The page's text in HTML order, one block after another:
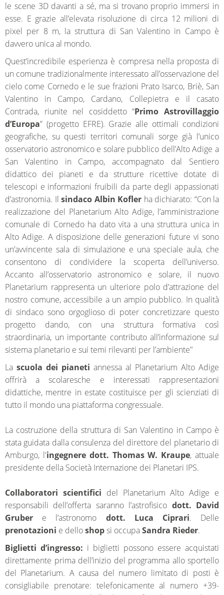
le scene 3D davanti a sé, ma si trovano proprio immersi in
esse. E grazie all’elevata risoluzione di circa 12 milioni di
pixel per 8 m, la struttura di San Valentino in Campo è
davvero unica al mondo.
Quest’incredibile esperienza è compresa nella proposta di
un comune tradizionalmente interessato all’osservazione del
cielo come Cornedo e le sue frazioni Prato Isarco, Briè, San
Valentino in Campo, Cardano, Collepietra e il casato
Contrada, riunite nel cosiddetto “Primo Astrovillaggio
d’Europa” (progetto EFRE). Grazie alle ottimali condizioni
geografiche, su questi territori comunali sorge già l’unico
osservatorio astronomico e solare pubblico dell’Alto Adige a
San Valentino in Campo, accompagnato dal Sentiero
didattico dei pianeti e da strutture ricettive dotate di
telescopi e informazioni fruibili da parte degli appassionati
d’astronomia. Il sindaco Albin Kofler ha dichiarato: “Con la
realizzazione del Planetarium Alto Adige, l’amministrazione
comunale di Cornedo ha dato vita a una struttura unica in
Alto Adige. A disposizione delle generazioni future vi sono
un’avvincente sala di simulazione e una speciale aula, che
consentono di condividere la scoperta dell’universo.
Accanto all’osservatorio astronomico e solare, il nuovo
Planetarium rappresenta un ulteriore polo d’attrazione del
nostro comune, accessibile a un ampio pubblico. In qualità
di sindaco sono orgoglioso di poter concretizzare questo
progetto dando, con una struttura formativa così
straordinaria, un importante contributo all’informazione sul
sistema planetario e sui temi rilevanti per l’ambiente"
La scuola dei pianeti annessa al Planetarium Alto Adige
offrirà a scolaresche e interessati rappresentazioni
didattiche, mentre in estate costituisce per gli scienziati di
tutto il mondo una piattaforma congressuale.
La costruzione della struttura di San Valentino in Campo è
stata guidata dalla consulenza del direttore del planetario di
Amburgo, l'ingegnere dott. Thomas W. Kraupe, attuale
presidente della Società Internazione dei Planetari IPS.
Collaboratori scientifici del Planetarium Alto Adige e
responsabili dell’offerta saranno l’astrofisico dott. David
Gruber e l’astronomo dott. Luca Ciprari. Delle
prenotazioni e delloshopsi occupaSandra Rieder.
Biglietti d’ingresso: i biglietti possono essere acquistati
direttamente prima dell’inizio del programma allo sportello
del Planetarium. A causa del numero limitato di posti è
consigliabile prenotare: telefonicamente al numero +39-